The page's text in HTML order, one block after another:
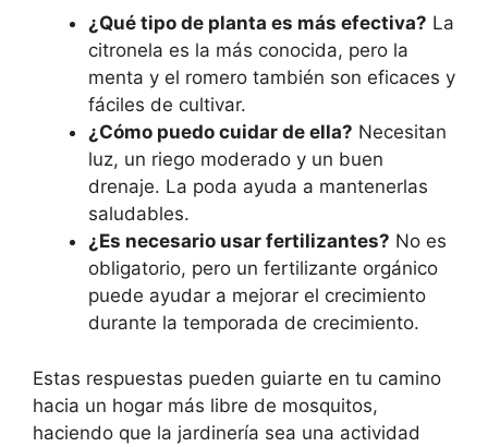
¿Qué tipo de planta es más efectiva? La
citronela es la más conocida, pero la
menta y el romero también son eficaces y
fáciles de cultivar.
¿Cómo puedo cuidar de ella? Necesitan
luz, un riego moderado y un buen
drenaje. La poda ayuda a mantenerlas
saludables.
¿Es necesario usar fertilizantes? No es
obligatorio, pero un fertilizante orgánico
puede ayudar a mejorar el crecimiento
durante la temporada de crecimiento.
Estas respuestas pueden guiarte en tu camino
hacia un hogar más libre de mosquitos,
haciendo que la jardinería sea una actividad